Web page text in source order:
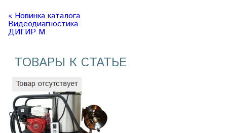
« Новинка каталога
Видеодиагностика
ДИГИР М
ТОВАРЫ К СТАТЬЕ